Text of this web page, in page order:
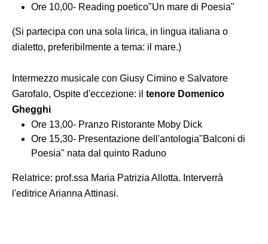
Ore 10,00- Reading poetico"Un mare di Poesia"
(Si partecipa con una sola lirica, in lingua italiana o
dialetto, preferibilmente a tema: il mare.)
Intermezzo musicale con Giusy Cimino e Salvatore
Garofalo, Ospite d'eccezione: il tenore Domenico
Ghegghi
Ore 13,00- Pranzo Ristorante Moby Dick
Ore 15,30- Presentazione dell'antologia"Balconi di
Poesia" nata dal quinto Raduno
Relatrice: prof.ssa Maria Patrizia Allotta. Interverrà
l'editrice Arianna Attinasi.